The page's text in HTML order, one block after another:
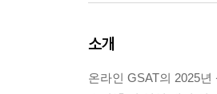
소개
온라인 GSAT의 2025